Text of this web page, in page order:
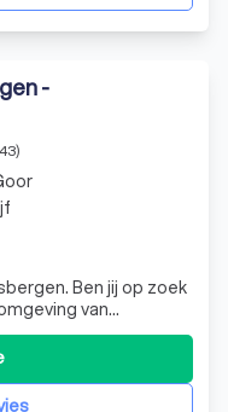
-
Ben jij op zoek
van
de lokale
zijn wij
deskundig
uitgebreide